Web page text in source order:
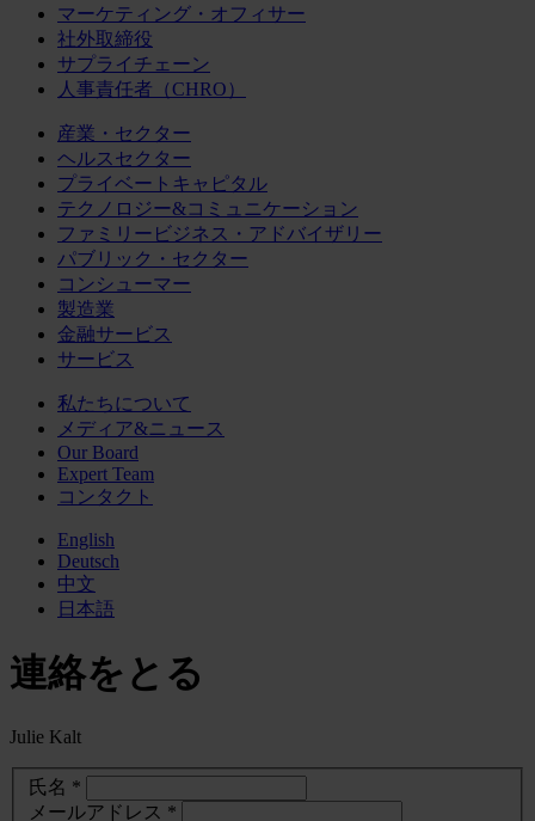
マーケティング・オフィサー
社外取締役
サプライチェーン
人事責任者（CHRO）
産業・セクター
ヘルスセクター
プライベートキャピタル
テクノロジー&コミュニケーション
ファミリービジネス・アドバイザリー
パブリック・セクター
コンシューマー
製造業
金融サービス
サービス
私たちについて
メディア&ニュース
Our Board
Expert Team
コンタクト
English
Deutsch
中文
日本語
連絡をとる
Julie Kalt
氏名 *
メールアドレス *